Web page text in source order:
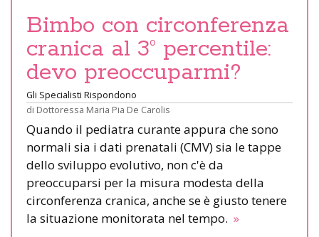
Bimbo con circonferenza
cranica al 3° percentile:
devo preoccuparmi?
Gli Specialisti Rispondono
di Dottoressa Maria Pia De Carolis
Quando il pediatra curante appura che sono
normali sia i dati prenatali (CMV) sia le tappe
dello sviluppo evolutivo, non c'è da
preoccuparsi per la misura modesta della
circonferenza cranica, anche se è giusto tenere
la situazione monitorata nel tempo. »